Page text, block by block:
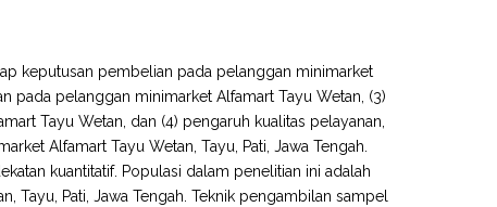
keputusan pembelian pada pelanggan minimarket
pada pelanggan minimarket Alfamart Tayu Wetan, (3)
Tayu Wetan, dan (4) pengaruh kualitas pelayanan,
Alfamart Tayu Wetan, Tayu, Pati, Jawa Tengah.
kuantitatif. Populasi dalam penelitian ini adalah
Tayu, Pati, Jawa Tengah. Teknik pengambilan sampel